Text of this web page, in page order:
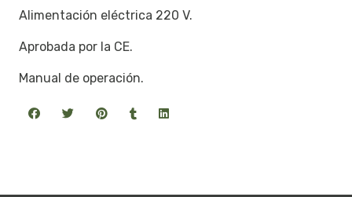
Alimentación eléctrica 220 V.
Aprobada por la CE.
Manual de operación.